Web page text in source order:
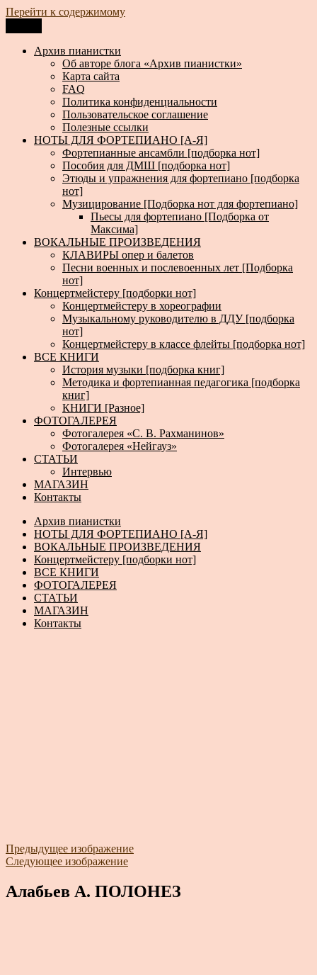
Перейти к содержимому
Архив пианистки
Всё для пианистов: ноты, книги, музыка, статьи…
Архив пианистки
Об авторе блога «Архив пианистки»
Карта сайта
FAQ
Политика конфиденциальности
Пользовательское соглашение
Полезные ссылки
НОТЫ ДЛЯ ФОРТЕПИАНО [А-Я]
Фортепианные ансамбли [подборка нот]
Пособия для ДМШ [подборка нот]
Этюды и упражнения для фортепиано [подборка
нот]
Музицирование [Подборка нот для фортепиано]
Пьесы для фортепиано [Подборка от
Максима]
ВОКАЛЬНЫЕ ПРОИЗВЕДЕНИЯ
КЛАВИРЫ опер и балетов
Песни военных и послевоенных лет [Подборка
нот]
Концертмейстеру [подборки нот]
Концертмейстеру в хореографии
Музыкальному руководителю в ДДУ [подборка
нот]
Концертмейстеру в классе флейты [подборка нот]
ВСЕ КНИГИ
История музыки [подборка книг]
Методика и фортепианная педагогика [подборка
книг]
КНИГИ [Разное]
ФОТОГАЛЕРЕЯ
Фотогалерея «С. В. Рахманинов»
Фотогалерея «Нейгауз»
СТАТЬИ
Интервью
МАГАЗИН
Контакты
Архив пианистки
НОТЫ ДЛЯ ФОРТЕПИАНО [А-Я]
ВОКАЛЬНЫЕ ПРОИЗВЕДЕНИЯ
Концертмейстеру [подборки нот]
ВСЕ КНИГИ
ФОТОГАЛЕРЕЯ
СТАТЬИ
МАГАЗИН
Контакты
Предыдущее изображение
Следующее изображение
Алабьев А. ПОЛОНЕЗ